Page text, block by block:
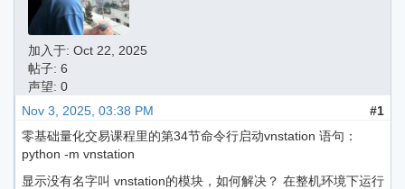
加入于: Oct 22, 2025
帖子: 6
声望: 0
Nov 3, 2025, 03:38 PM
#1
零基础量化交易课程里的第34节命令行启动vnstation 语句：
python -m vnstation
显示没有名字叫 vnstation的模块，如何解决？ 在整机环境下运行